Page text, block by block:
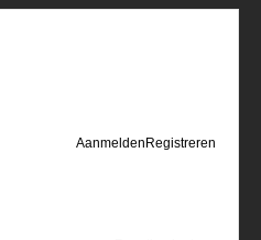
Aanmelden Registreren